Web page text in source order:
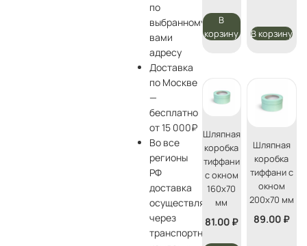
по
выбранному
вами
адресу
Доставка
по Москве
—
бесплатно
от 15 000₽
Во все
регионы
РФ
доставка
осуществляется
через
транспортные
В
корзину
В корзину
Шляпная
коробка
тиффани
с окном
160х70
мм
81.00 ₽
Шляпная
коробка
тиффани с
окном
200х70 мм
89.00 ₽